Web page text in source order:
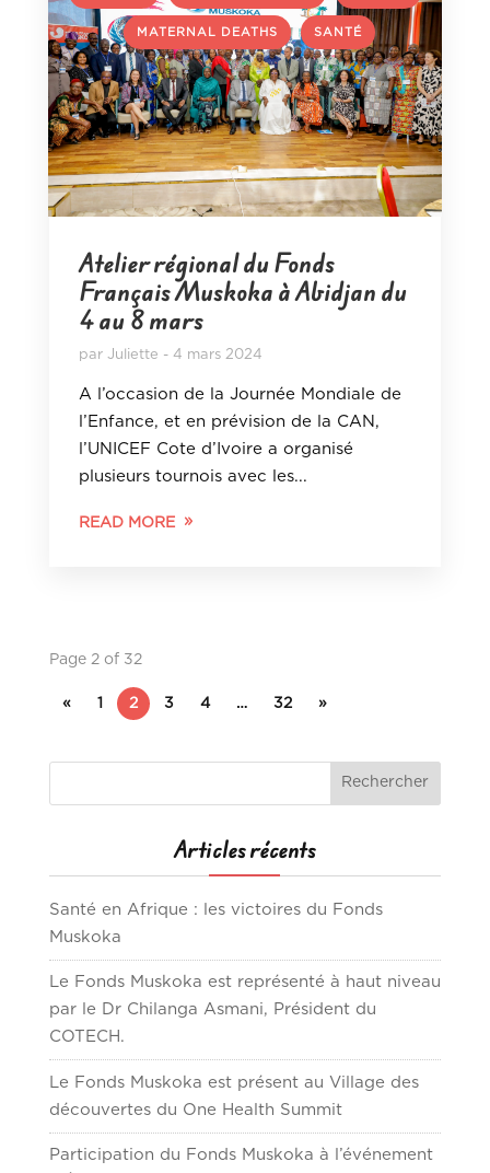
, MATERNAL DEATHS , SANTÉ
Atelier régional du Fonds
Français Muskoka à Abidjan du
4 au 8 mars
par Juliette 4 mars 2024
A l’occasion de la Journée Mondiale de
l’Enfance, et en prévision de la CAN,
l’UNICEF Cote d’Ivoire a organisé
plusieurs tournois avec les...
READ MORE
Page 2 of 32
« 1 2 3 4 … 32 »
Articles récents
Santé en Afrique : les victoires du Fonds
Muskoka
Le Fonds Muskoka est représenté à haut niveau
par le Dr Chilanga Asmani, Président du
COTECH.
Le Fonds Muskoka est présent au Village des
découvertes du One Health Summit
Participation du Fonds Muskoka à l’événement